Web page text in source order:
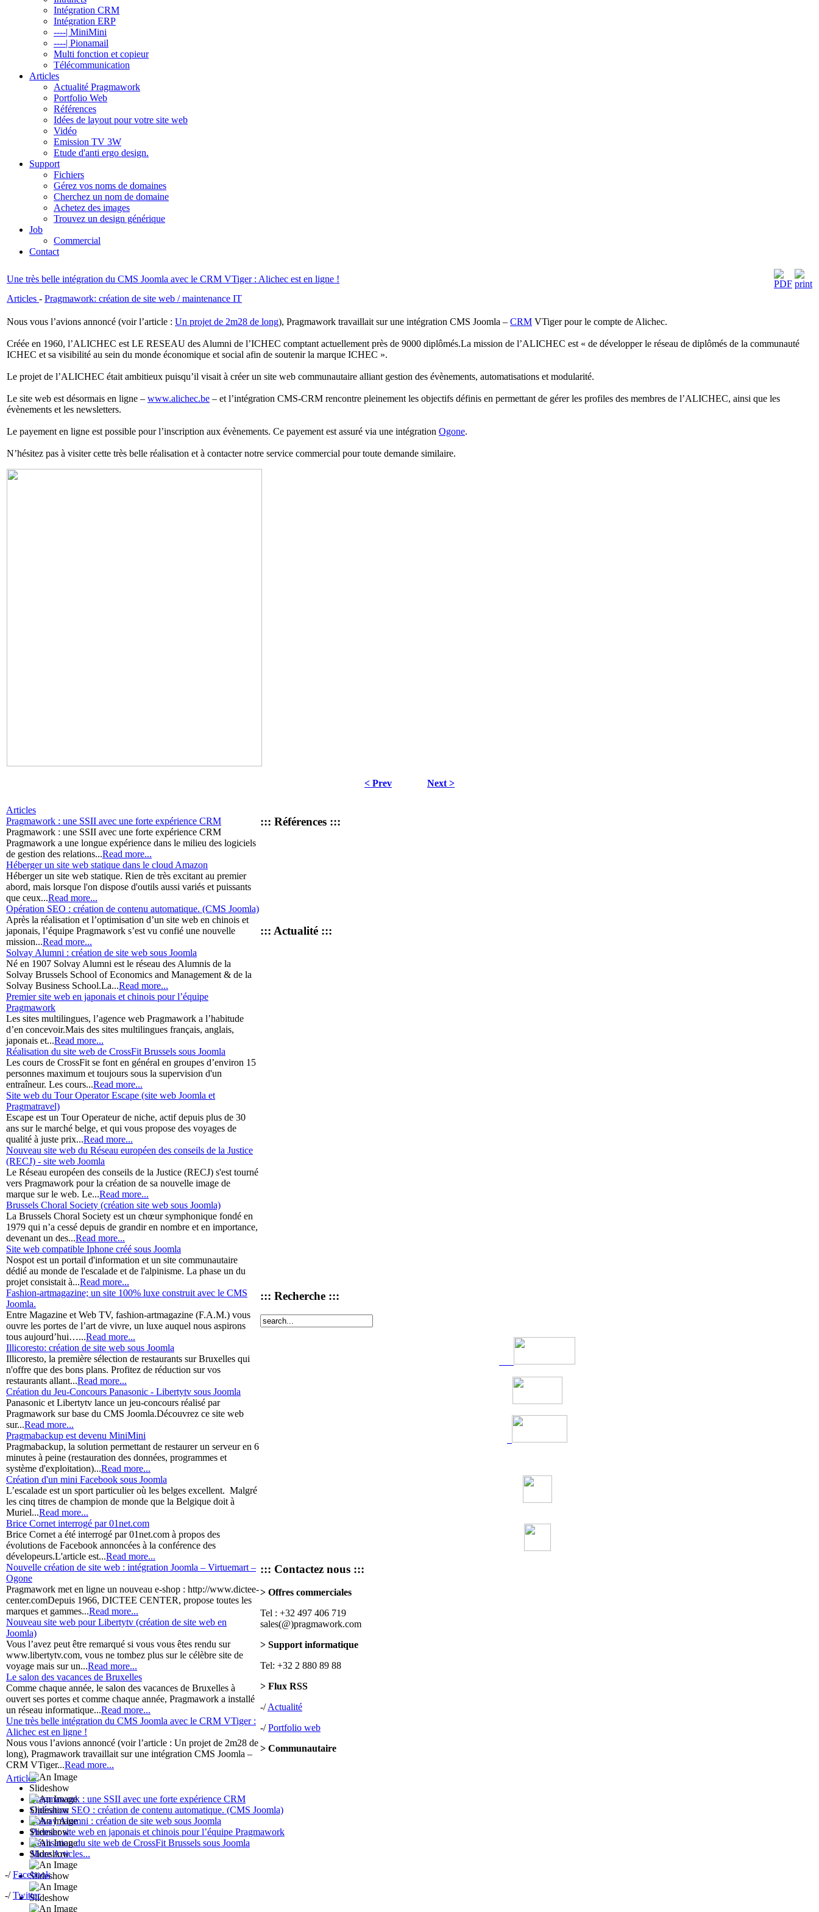
Intégration CRM
Intégration ERP
----| MiniMini
----| Pionamail
Multi fonction et copieur
Télécommunication
Articles
Actualité Pragmawork
Portfolio Web
Références
Idées de layout pour votre site web
Vidéo
Emission TV 3W
Etude d'anti ergo design.
Support
Fichiers
Gérez vos noms de domaines
Cherchez un nom de domaine
Achetez des images
Trouvez un design générique
Job
Commercial
Contact
Une très belle intégration du CMS Joomla avec le CRM VTiger : Alichec est en ligne !
Articles - Pragmawork: création de site web / maintenance IT
Nous vous l’avions annoncé (voir l’article : Un projet de 2m28 de long), Pragmawork travaillait sur une intégration CMS Joomla – CRM VTiger pour le compte de Alichec.
Créée en 1960, l’ALICHEC est LE RESEAU des Alumni de l’ICHEC comptant actuellement près de 9000 diplômés.La mission de l’ALICHEC est « de développer le réseau de diplômés de la communauté
ICHEC et sa visibilité au sein du monde économique et social afin de soutenir la marque ICHEC ».
Le projet de l’ALICHEC était ambitieux puisqu’il visait à créer un site web communautaire alliant gestion des évènements, automatisations et modularité.
Le site web est désormais en ligne – www.alichec.be – et l’intégration CMS-CRM rencontre pleinement les objectifs définis en permettant de gérer les profiles des membres de l’ALICHEC, ainsi que les
évènements et les newsletters.
Le payement en ligne est possible pour l’inscription aux évènements. Ce payement est assuré via une intégration Ogone.
N’hésitez pas à visiter cette très belle réalisation et à contacter notre service commercial pour toute demande similaire.
< Prev Next >
Articles
Pragmawork : une SSII avec une forte expérience CRM
Pragmawork : une SSII avec une forte expérience CRM
Pragmawork a une longue expérience dans le milieu des logiciels
de gestion des relations...Read more...
Héberger un site web statique dans le cloud Amazon
Héberger un site web statique. Rien de très excitant au premier
abord, mais lorsque l'on dispose d'outils aussi variés et puissants
que ceux...Read more...
Opération SEO : création de contenu automatique. (CMS Joomla)
Après la réalisation et l’optimisation d’un site web en chinois et
japonais, l’équipe Pragmawork s’est vu confié une nouvelle
mission...Read more...
Solvay Alumni : création de site web sous Joomla
Né en 1907 Solvay Alumni est le réseau des Alumnis de la
Solvay Brussels School of Economics and Management & de la
Solvay Business School.La...Read more...
Premier site web en japonais et chinois pour l’équipe
Pragmawork
Les sites multilingues, l’agence web Pragmawork a l’habitude
d’en concevoir.Mais des sites multilingues français, anglais,
japonais et...Read more...
Réalisation du site web de CrossFit Brussels sous Joomla
Les cours de CrossFit se font en général en groupes d’environ 15
personnes maximum et toujours sous la supervision d'un
entraîneur. Les cours...Read more...
Site web du Tour Operator Escape (site web Joomla et
Pragmatravel)
Escape est un Tour Operateur de niche, actif depuis plus de 30
ans sur le marché belge, et qui vous propose des voyages de
qualité à juste prix...Read more...
Nouveau site web du Réseau européen des conseils de la Justice
(RECJ) - site web Joomla
Le Réseau européen des conseils de la Justice (RECJ) s'est tourné
vers Pragmawork pour la création de sa nouvelle image de
marque sur le web. Le...Read more...
Brussels Choral Society (création site web sous Joomla)
La Brussels Choral Society est un chœur symphonique fondé en
1979 qui n’a cessé depuis de grandir en nombre et en importance,
devenant un des...Read more...
Site web compatible Iphone créé sous Joomla
Nospot est un portail d'information et un site communautaire
dédié au monde de l'escalade et de l'alpinisme. La phase un du
projet consistait à...Read more...
Fashion-artmagazine; un site 100% luxe construit avec le CMS
Joomla.
Entre Magazine et Web TV, fashion-artmagazine (F.A.M.) vous
ouvre les portes de l’art de vivre, un luxe auquel nous aspirons
tous aujourd’hui…...Read more...
Illicoresto: création de site web sous Joomla
Illicoresto, la première sélection de restaurants sur Bruxelles qui
n'offre que des bons plans. Profitez de réduction sur vos
restaurants allant...Read more...
Création du Jeu-Concours Panasonic - Libertytv sous Joomla
Panasonic et Libertytv lance un jeu-concours réalisé par
Pragmawork sur base du CMS Joomla.Découvrez ce site web
sur...Read more...
Pragmabackup est devenu MiniMini
Pragmabackup, la solution permettant de restaurer un serveur en 6
minutes à peine (restauration des données, programmes et
système d'exploitation)...Read more...
Création d'un mini Facebook sous Joomla
L’escalade est un sport particulier où les belges excellent. Malgré
les cinq titres de champion de monde que la Belgique doit à
Muriel...Read more...
Brice Cornet interrogé par 01net.com
Brice Cornet a été interrogé par 01net.com à propos des
évolutions de Facebook annoncées à la conférence des
dévelopeurs.L'article est...Read more...
Nouvelle création de site web : intégration Joomla – Virtuemart –
Ogone
Pragmawork met en ligne un nouveau e-shop : http://www.dictee-
center.comDepuis 1966, DICTEE CENTER, propose toutes les
marques et gammes...Read more...
Nouveau site web pour Libertytv (création de site web en
Joomla)
Vous l’avez peut être remarqué si vous vous êtes rendu sur
www.libertytv.com, vous ne tombez plus sur le célèbre site de
voyage mais sur un...Read more...
Le salon des vacances de Bruxelles
Comme chaque année, le salon des vacances de Bruxelles à
ouvert ses portes et comme chaque année, Pragmawork a installé
un réseau informatique...Read more...
Une très belle intégration du CMS Joomla avec le CRM VTiger :
Alichec est en ligne !
Nous vous l’avions annoncé (voir l’article : Un projet de 2m28 de
long), Pragmawork travaillait sur une intégration CMS Joomla –
CRM VTiger...Read more...
::: Références :::
::: Actualité :::
Articles
Pragmawork : une SSII avec une forte expérience CRM
Opération SEO : création de contenu automatique. (CMS Joomla)
Solvay Alumni : création de site web sous Joomla
Premier site web en japonais et chinois pour l’équipe Pragmawork
Réalisation du site web de CrossFit Brussels sous Joomla
More Articles...
::: Recherche :::
::: Contactez nous :::
> Offres commerciales
Tel : +32 497 406 719
sales(@)pragmawork.com
> Support informatique
Tel: +32 2 880 89 88
> Flux RSS
-/Actualité
-/Portfolio web
> Communautaire
-/Facebook
-/Twitter